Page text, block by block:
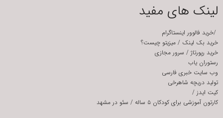
لینک های مفید
/خرید فالوور اینستاگرام
خرید بک لینک / میزیتو چیست؟
خرید رپورتاژ / سرور مجازی
رستوران یاب
وب سایت خبری فارسی
تولید دریچه شاهرخی
کیت ایدز /
کارتون آموزشی برای کودکان ۵ ساله
/ سئو در مشهد